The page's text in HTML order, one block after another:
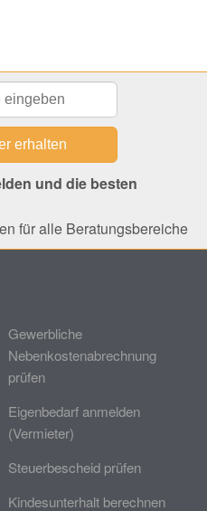
und die besten
für alle Beratungsbereiche
Gewerbliche
Nebenkostenabrechnung
prüfen
Eigenbedarf anmelden
(Vermieter)
Steuerbescheid prüfen
Kindesunterhalt berechnen